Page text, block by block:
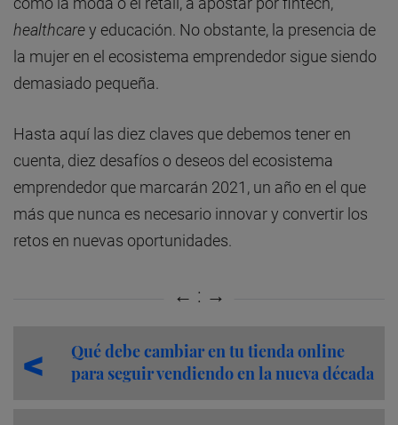
healthcarey educación. No obstante, la presencia de
la mujer en el ecosistema emprendedor sigue siendo
demasiado pequeña.
Hasta aquí las diez claves que debemos tener en
cuenta, diez desafíos o deseos del ecosistema
emprendedor que marcarán 2021, un año en el que
más que nunca es necesario innovar y convertir los
retos en nuevas oportunidades.
Qué debe cambiar en tu tienda online
para seguir vendiendo en la nueva década